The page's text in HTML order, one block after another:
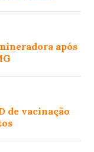
após
de vacinação